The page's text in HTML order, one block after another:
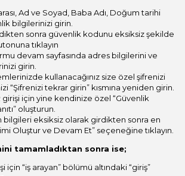
Ad ve Soyad, Baba Adı, Doğum tarihi
bilgilerinizi girin.
sonra güvenlik kodunu eksiksiz şekilde
tıklayın
devam sayfasında adres bilgilerini ve
girin.
kullanacağınız size özel şifrenizi
“Şifrenizi tekrar girin” kısmına yeniden girin.
girişi için yine kendinize özel “Güvenlik
oluşturun.
bilgileri eksiksiz olarak girdikten sonra en
Oluştur ve Devam Et” seçeneğine tıklayın.
tamamladıktan sonra ise;
için “iş arayan” bölümü altındaki “giriş”